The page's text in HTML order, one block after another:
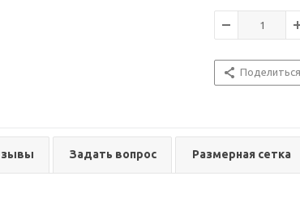
Поделиться
Задать вопрос Размерная сетка